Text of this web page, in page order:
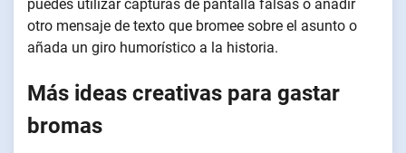
puedes utilizar capturas de pantalla falsas o añadir
otro mensaje de texto que bromee sobre el asunto o
añada un giro humorístico a la historia.
Más ideas creativas para gastar
bromas